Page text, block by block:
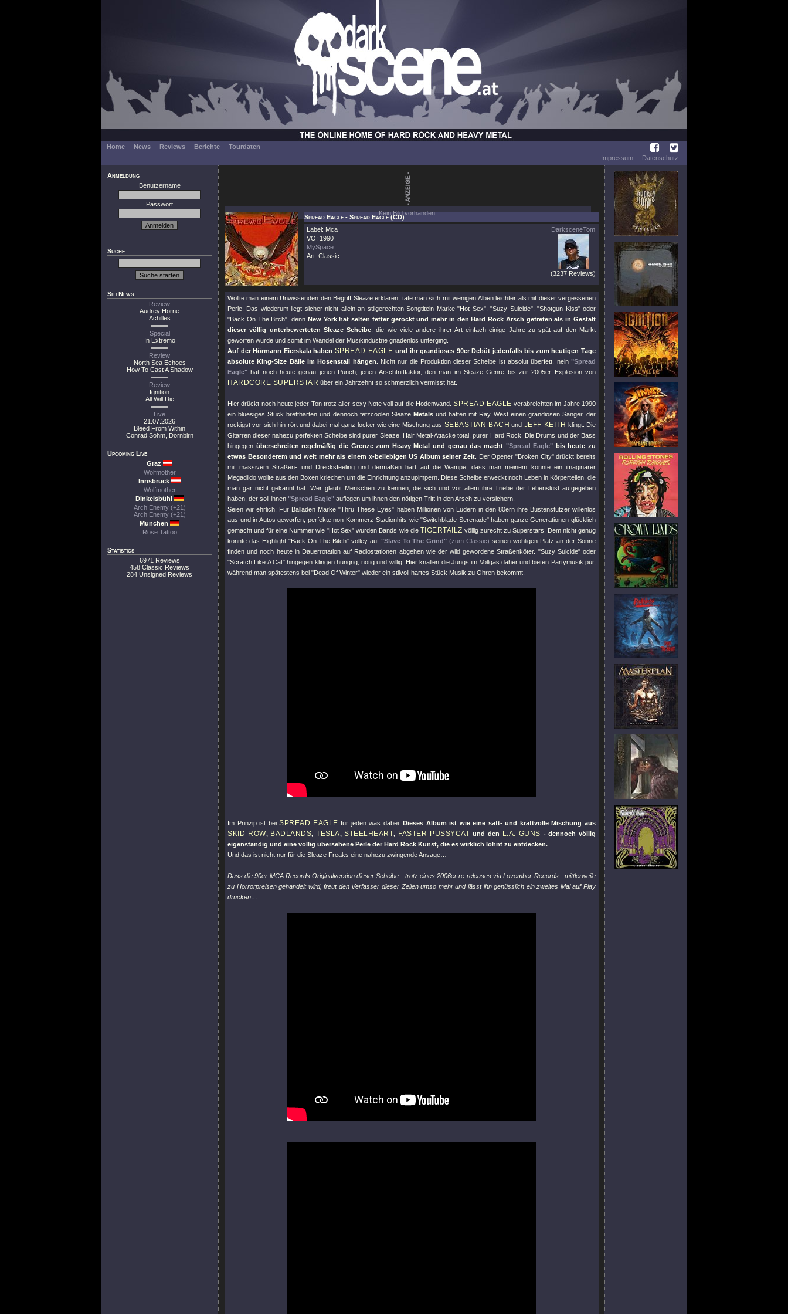
Home News Reviews Berichte
Tourdaten
Impressum
Datenschutz
Anmeldung
Benutzername
Passwort
Suche
SiteNews
Review
Audrey Horne
Achilles
Special
In Extremo
Review
North Sea Echoes
How To Cast A Shadow
Review
Ignition
All Will Die
Live
21.07.2026
Bleed From Within
Conrad Sohm, Dornbirn
Upcoming Live
Graz
Wolfmother
Innsbruck
Wolfmother
Dinkelsbühl
Arch Enemy (+21)
Arch Enemy (+21)
München
Rose Tattoo
Statistics
6971 Reviews
458 Classic Reviews
284 Unsigned Reviews
Kein Bild vorhanden.
Spread Eagle - Spread Eagle (CD)
Label: Mca
VÖ: 1990
MySpace
Art: Classic
DarksceneTom
(3237 Reviews)
Wollte man einem Unwissenden den Begriff Sleaze erklären, täte man sich mit wenigen Alben leichter als mit dieser vergessenen
Perle. Das wiederum liegt sicher nicht allein an stilgerechten Songtiteln Marke"Hot Sex","Suzy Suicide","Shotgun Kiss"oder
"Back On The Bitch" , denn New York hat selten fetter gerockt und mehr in den Hard Rock Arsch getreten als in Gestalt
dieser völlig unterbewerteten Sleaze Scheibe , die wie viele andere ihrer Art einfach einige Jahre zu spät auf den Markt
geworfen wurde und somit im Wandel der Musikindustrie gnadenlos unterging.
Auf der Hörmann Eierskala haben SPREAD EAGLE und ihr grandioses 90er Debüt jedenfalls bis zum heutigen Tage
absolute King-Size Bälle im Hosenstall hängen.Nicht nur die Produktion dieser Scheibe ist absolut überfett, nein "Spread
Eagle" hat noch heute genau jenen Punch, jenen Arschtrittfaktor, den man im Sleaze Genre bis zur 2005er Explosion von
HARDCORE SUPERSTAR über ein Jahrzehnt so schmerzlich vermisst hat.
Hier drückt noch heute jeder Ton trotz aller sexy Note voll auf die Hodenwand.SPREAD EAGLE verabreichten im Jahre 1990
ein bluesiges Stück brettharten und dennoch fetzcoolen Sleaze Metalsund hatten mit Ray West einen grandiosen Sänger, der
rockigst vor sich hin rört und dabei mal ganz locker wie eine Mischung aus SEBASTIAN BACH und JEFF KEITH klingt. Die
Gitarren dieser nahezu perfekten Scheibe sind purer Sleaze, Hair Metal-Attacke total, purer Hard Rock. Die Drums und der Bass
hingegen überschreiten regelmäßig die Grenze zum Heavy Metal und genau das macht "Spread Eagle" bis heute zu
etwas Besonderem und weit mehr als einem x-beliebigen US Album seiner Zeit . Der Opener"Broken City"drückt bereits
mit massivem Straßen- und Drecksfeeling und dermaßen hart auf die Wampe, dass man meinem könnte ein imaginärer
Megadildo wollte aus den Boxen kriechen um die Einrichtung anzupimpern. Diese Scheibe erweckt noch Leben in Körperteilen, die
man gar nicht gekannt hat. Wer glaubt Menschen zu kennen, die sich und vor allem ihre Triebe der Lebenslust aufgegeben
haben, der soll ihnen "Spread Eagle" auflegen um ihnen den nötigen Tritt in den Arsch zu versichern.
Seien wir ehrlich: Für Balladen Marke"Thru These Eyes" haben Millionen von Ludern in den 80ern ihre Büstenstützer willenlos
aus und in Autos geworfen, perfekte non-Kommerz Stadionhits wie"Switchblade Serenade"haben ganze Generationen glücklich
gemacht und für eine Nummer wie"Hot Sex" wurden Bands wie die TIGERTAILZ völlig zurecht zu Superstars. Dem nicht genug
könnte das Highlight "Back On The Bitch"volley auf "Slave To The Grind" (zum Classic) seinen wohligen Platz an der Sonne
finden und noch heute in Dauerrotation auf Radiostationen abgehen wie der wild gewordene Straßenköter. "Suzy Suicide"oder
"Scratch Like A Cat"hingegen klingen hungrig, nötig und willig. Hier knallen die Jungs im Vollgas daher und bieten Partymusik pur,
während man spätestens bei "Dead Of Winter" wieder ein stilvoll hartes Stück Musik zu Ohren bekommt.
Im Prinzip ist beiSPREAD EAGLE für jeden was dabei.Dieses Album ist wie eine saft- und kraftvolle Mischung aus
SKID ROW, BADLANDS,TESLA,STEELHEART, FASTER PUSSYCAT und den L.A. GUNS - dennoch völlig
eigenständig und eine völlig übersehene Perle der Hard Rock Kunst, die es wirklich lohnt zu entdecken.
Und das ist nicht nur für die Sleaze Freaks eine nahezu zwingende Ansage…
Dass die 90er MCA Records Originalversion dieser Scheibe - trotz eines 2006er re-releases via Lovember Records - mittlerweile
zu Horrorpreisen gehandelt wird, freut den Verfasser dieser Zeilen umso mehr und lässt ihn genüsslich ein zweites Mal auf Play
drücken…